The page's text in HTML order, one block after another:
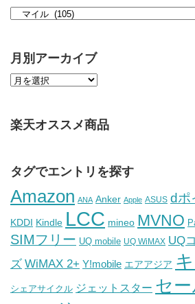
月別アーカイブ
楽天オススメ商品
タグでエントリを探す
Amazon ANA Anker Apple ASUS dポ
KDDI Kindle LCC mineo MVNO
SIMフリー UQ mobile UQ WiMAX UQ
ズ WiMAX 2+ Y!mobile エアアジア
シェアサイクル ジェットスター セ